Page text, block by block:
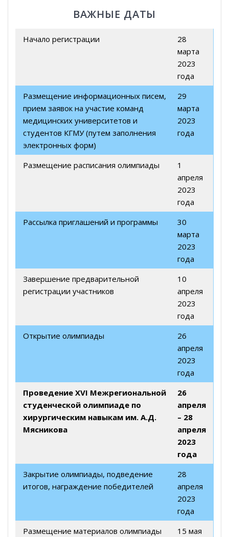
ВАЖНЫЕ ДАТЫ
Начало регистрации
28
марта
2023
года
Размещение информационных писем,
прием заявок на участие команд
медицинских университетов и
студентов КГМУ (путем заполнения
электронных форм)
29
марта
2023
года
Размещение расписания олимпиады
1
апреля
2023
года
Рассылка приглашений и программы
30
марта
2023
года
Завершение предварительной
регистрации участников
10
апреля
2023
года
Открытие олимпиады
26
апреля
2023
года
Проведение XVI Межрегиональной
студенческой олимпиаде по
хирургическим навыкам им. А.Д.
Мясникова
26
апреля
– 28
апреля
2023
года
Закрытие олимпиады, подведение
итогов, награждение победителей
28
апреля
2023
года
Размещение материалов олимпиады
15 мая